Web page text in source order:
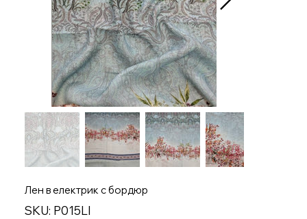
Лен в електрик с бордюр
SKU: SKU
P015LI
P015LI